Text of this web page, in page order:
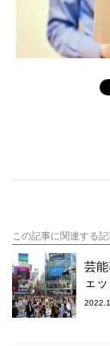
この記事に関連する
芸
ェ